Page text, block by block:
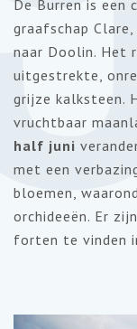
De Burren is een
graafschap
naar Doolin. Het
uitgestrekte,
grijze kalksteen.
vruchtbaar
half juni
met een
bloemen,
orchideeën. Er
forten te vinden